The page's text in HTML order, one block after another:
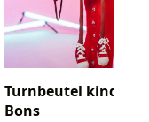
Turnbeutel kinder
Bons